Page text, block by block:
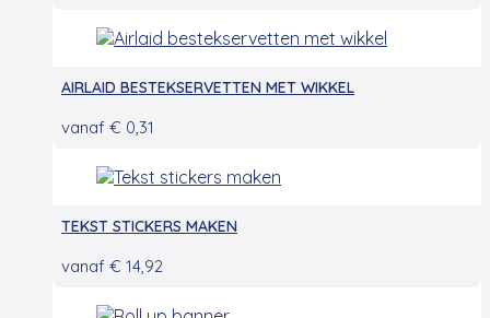
AIRLAID BESTEKSERVETTEN MET WIKKEL
vanaf € 0,31
TEKST STICKERS MAKEN
vanaf € 14,92